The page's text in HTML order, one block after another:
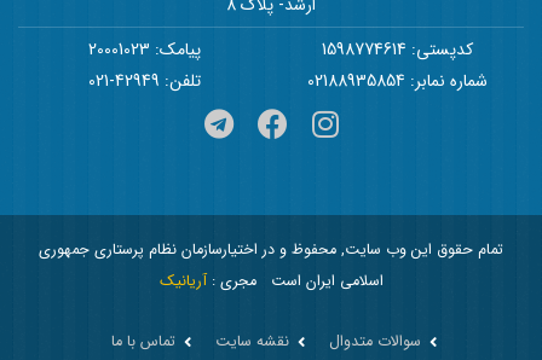
کدپستی: 1598774614
پیامک: 20001023
شماره نمابر: 02188935854
تلفن: 42949-021
تمام حقوق این وب سایت, محفوظ و در اختیارسازمان نظام پرستاری جمهوری
اسلامی ایران است
مجری :آریانیک
سوالات متدوال نقشه سایت تماس با ما